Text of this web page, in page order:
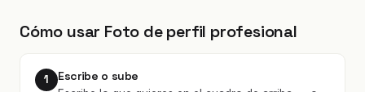
Cómo usar Foto de perfil profesional
1 Escribe o sube